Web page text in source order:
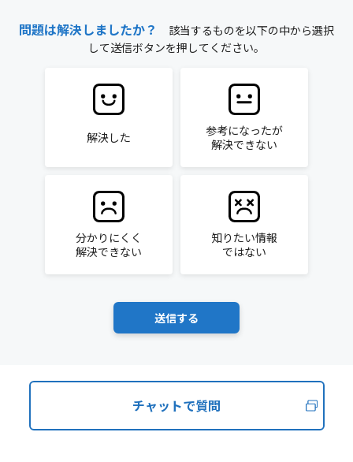
問題は解決しましたか？
該当するものを以下の中から選択
して送信ボタンを押してください。
解決した
参考になったが
解決できない
分かりにくく
解決できない
知りたい情報
ではない
チャットで質問